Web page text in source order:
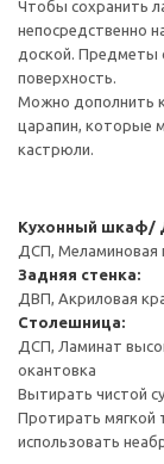
Чтобы сохранить
непосредственно
доской. Предметы
поверхность.
Можно дополнить
царапин, которые
кастрюли.
Кухонный шкаф/
ДСП, Меламиновая
Задняя стенка:
ДВП, Акриловая
Столешница:
ДСП, Ламинат
окантовка
Вытирать чистой
Протирать мягкой
использовать